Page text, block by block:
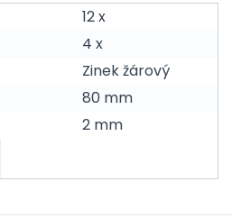
12 x
4 x
Zinek žárový
80 mm
2 mm